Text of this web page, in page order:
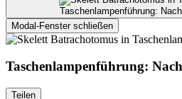
Taschenlampenführung:
Modal-Fenster schließen
Taschenlampenführung:
Teilen